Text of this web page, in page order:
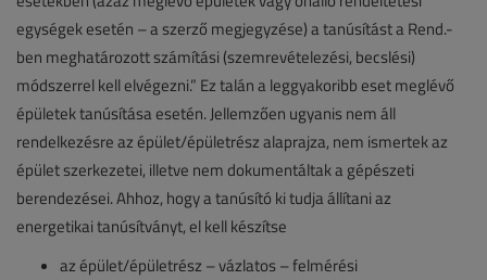
egységek esetén – a szerző megjegyzése) a tanúsítást a Rend.-
ben meghatározott számítási (szemrevételezési, becslési)
módszerrel kell elvégezni.” Ez talán a leggyakoribb eset meglévő
épületek tanúsítása esetén. Jellemzően ugyanis nem áll
rendelkezésre az épület/épületrész alaprajza, nem ismertek az
épület szerkezetei, illetve nem dokumentáltak a gépészeti
berendezései. Ahhoz, hogy a tanúsító ki tudja állítani az
energetikai tanúsítványt, el kell készítse
az épület/épületrész – vázlatos – felmérési